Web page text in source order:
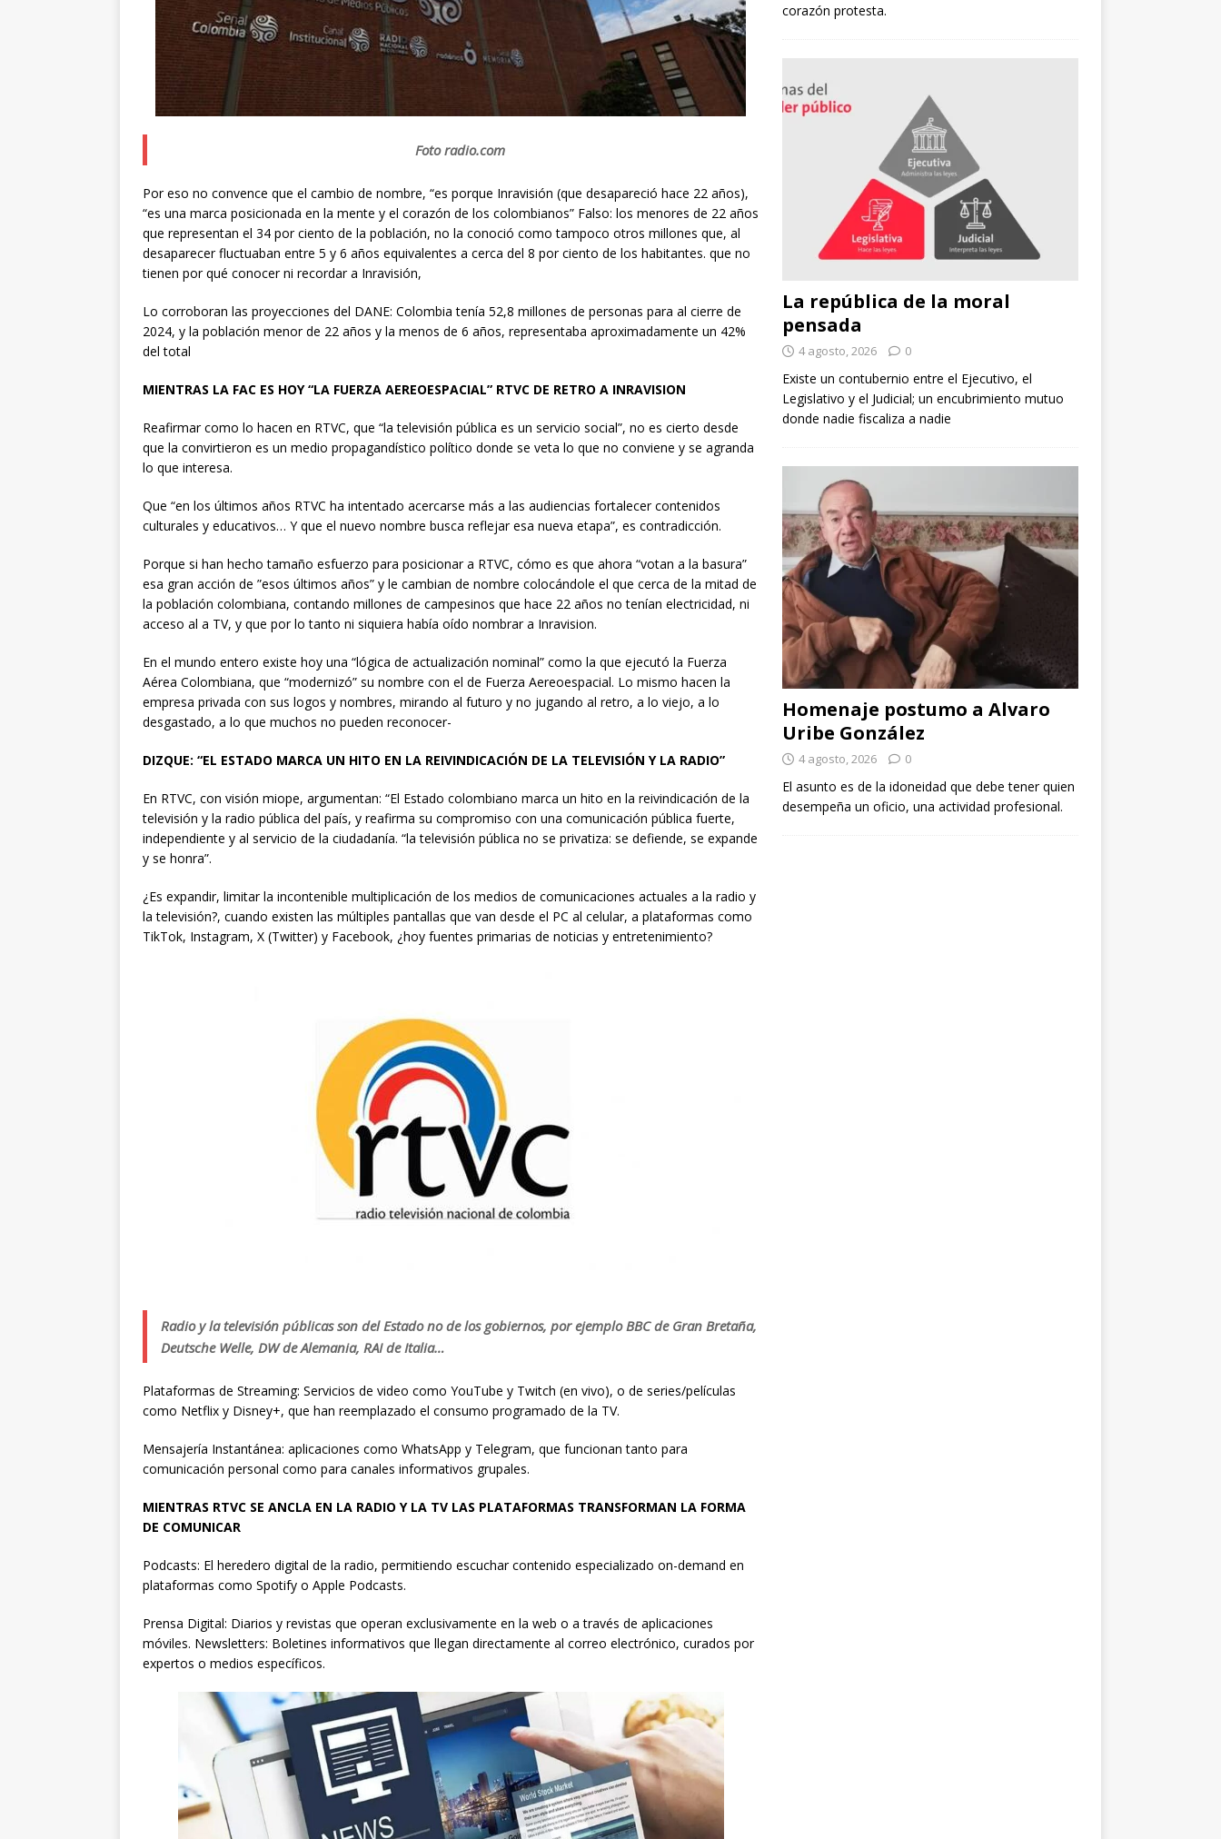
Foto radio.com
Por eso no convence que el cambio de nombre, “es porque Inravisión (que desapareció hace 22 años),
“es una marca posicionada en la mente y el corazón de los colombianos” Falso: los menores de 22 años
que representan el 34 por ciento de la población, no la conoció como tampoco otros millones que, al
desaparecer fluctuaban entre 5 y 6 años equivalentes a cerca del 8 por ciento de los habitantes. que no
tienen por qué conocer ni recordar a Inravisión,
Lo corroboran las proyecciones del DANE: Colombia tenía 52,8 millones de personas para al cierre de
2024, y la población menor de 22 años y la menos de 6 años, representaba aproximadamente un 42%
del total
MIENTRAS LA FAC ES HOY “LA FUERZA AEREOESPACIAL” RTVC DE RETRO A INRAVISION
Reafirmar como lo hacen en RTVC, que “la televisión pública es un servicio social”, no es cierto desde
que la convirtieron es un medio propagandístico político donde se veta lo que no conviene y se agranda
lo que interesa.
Que “en los últimos años RTVC ha intentado acercarse más a las audiencias fortalecer contenidos
culturales y educativos… Y que el nuevo nombre busca reflejar esa nueva etapa”, es contradicción.
Porque si han hecho tamaño esfuerzo para posicionar a RTVC, cómo es que ahora “votan a la basura”
esa gran acción de ”esos últimos años” y le cambian de nombre colocándole el que cerca de la mitad de
la población colombiana, contando millones de campesinos que hace 22 años no tenían electricidad, ni
acceso al a TV, y que por lo tanto ni siquiera había oído nombrar a Inravision.
En el mundo entero existe hoy una “lógica de actualización nominal” como la que ejecutó la Fuerza
Aérea Colombiana, que “modernizó” su nombre con el de Fuerza Aereoespacial. Lo mismo hacen la
empresa privada con sus logos y nombres, mirando al futuro y no jugando al retro, a lo viejo, a lo
desgastado, a lo que muchos no pueden reconocer-
DIZQUE: “EL ESTADO MARCA UN HITO EN LA REIVINDICACIÓN DE LA TELEVISIÓN Y LA RADIO”
En RTVC, con visión miope, argumentan: “El Estado colombiano marca un hito en la reivindicación de la
televisión y la radio pública del país, y reafirma su compromiso con una comunicación pública fuerte,
independiente y al servicio de la ciudadanía. “la televisión pública no se privatiza: se defiende, se expande
y se honra”.
¿Es expandir, limitar la incontenible multiplicación de los medios de comunicaciones actuales a la radio y
la televisión?, cuando existen las múltiples pantallas que van desde el PC al celular, a plataformas como
TikTok, Instagram, X (Twitter) y Facebook, ¿hoy fuentes primarias de noticias y entretenimiento?
Radio y la televisión públicas son del Estado no de los gobiernos, por ejemplo BBC de Gran Bretaña,
Deutsche Welle, DW de Alemania, RAI de Italia…
Plataformas de Streaming: Servicios de video como YouTube y Twitch (en vivo), o de series/películas
como Netflix y Disney+, que han reemplazado el consumo programado de la TV.
Mensajería Instantánea: aplicaciones como WhatsApp y Telegram, que funcionan tanto para
comunicación personal como para canales informativos grupales.
MIENTRAS RTVC SE ANCLA EN LA RADIO Y LA TV LAS PLATAFORMAS TRANSFORMAN LA FORMA
DE COMUNICAR
Podcasts: El heredero digital de la radio, permitiendo escuchar contenido especializado on-demand en
plataformas como Spotify o Apple Podcasts.
Prensa Digital: Diarios y revistas que operan exclusivamente en la web o a través de aplicaciones
móviles. Newsletters: Boletines informativos que llegan directamente al correo electrónico, curados por
expertos o medios específicos.
corazón protesta.
La república de la moral
pensada
4 agosto, 2026 0
Existe un contubernio entre el Ejecutivo, el
Legislativo y el Judicial; un encubrimiento mutuo
donde nadie fiscaliza a nadie
Homenaje postumo a Alvaro
Uribe González
4 agosto, 2026 0
El asunto es de la idoneidad que debe tener quien
desempeña un oficio, una actividad profesional.